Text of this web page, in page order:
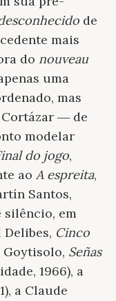
de
mais
do nouveau
uma
mas
― de
modelar
do jogo,
ao A espreita,
Santos,
silêncio, em
Cinco
Goytisolo, Señas
1966), a
a Claude